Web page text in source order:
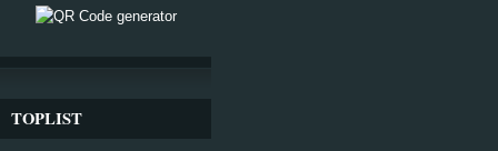
TOPLIST